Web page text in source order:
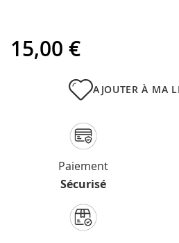
15,00 €
AJOUTER À MA
Paiement
Sécurisé